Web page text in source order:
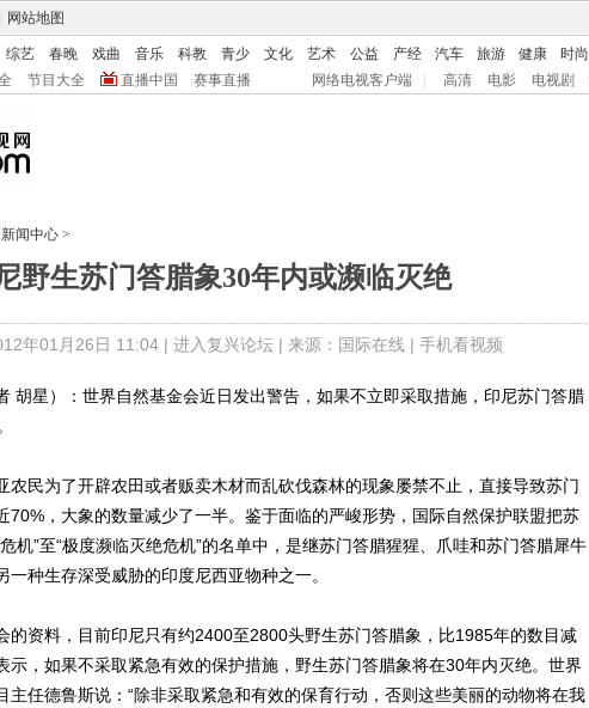
网站地图
综艺 春晚 戏曲 音乐 科教 青少 文化 艺术 公益 产经 汽车 旅游 健康 时尚
节目大全 直播中国 赛事直播 网络电视客户端 高清 电影 电视剧
新闻中心 >
野生苏门答腊象30年内或濒临灭绝
年01月26日 11:04 | 进入复兴论坛| 来源：国际在线 | 手机看视频
星）：世界自然基金会近日发出警告，如果不立即采取措施，印尼苏门答腊
民为了开辟农田或者贩卖木材而乱砍伐森林的现象屡禁不止，直接导致苏门
70%，大象的数量减少了一半。鉴于面临的严峻形势，国际自然保护联盟把苏
机”至“极度濒临灭绝危机”的名单中，是继苏门答腊猩猩、爪哇和苏门答腊犀牛
一种生存深受威胁的印度尼西亚物种之一。
资料，目前印尼只有约2400至2800头野生苏门答腊象，比1985年的数目减
示，如果不采取紧急有效的保护措施，野生苏门答腊象将在30年内灭绝。世界
主任德鲁斯说：“除非采取紧急和有效的保育行动，否则这些美丽的动物将在我